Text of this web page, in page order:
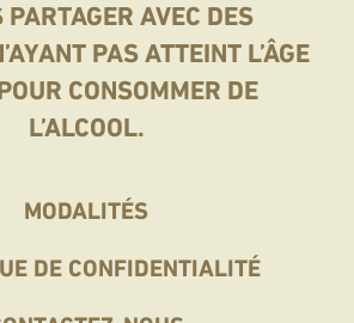
PARTAGER AVEC DES
PAS ATTEINT L’ÂGE
CONSOMMER DE
L’ALCOOL.
MODALITÉS
DE CONFIDENTIALITÉ